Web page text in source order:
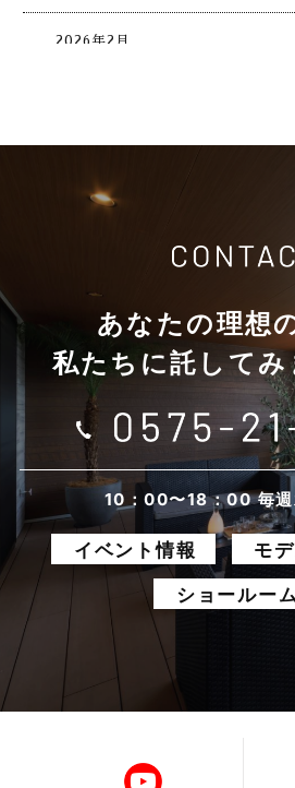
2026年2月
2025年11月
2025年9月
2025年8月
2025年7月
2025年6月
2025年5月
2025年4月
2025年1月
あなたの理想
私たちに託して
10：00〜18：00 毎週
イベント情報
モ
ショールーム